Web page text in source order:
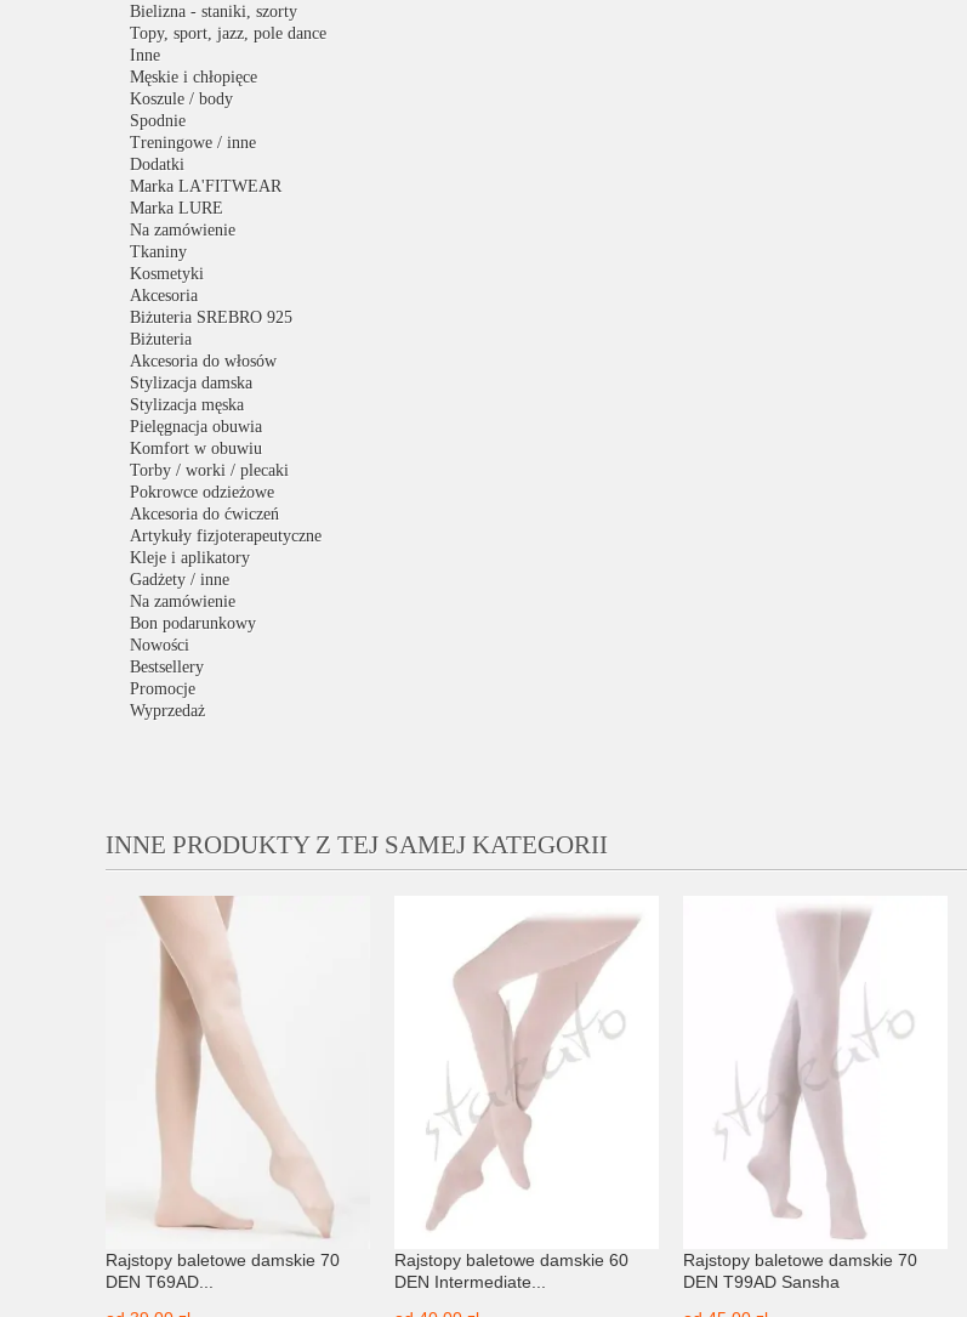
Bielizna - staniki, szorty
Topy, sport, jazz, pole dance
Inne
Męskie i chłopięce
Koszule / body
Spodnie
Treningowe / inne
Dodatki
Marka LA'FITWEAR
Marka LURE
Na zamówienie
Tkaniny
Kosmetyki
Akcesoria
Biżuteria SREBRO 925
Biżuteria
Akcesoria do włosów
Stylizacja damska
Stylizacja męska
Pielęgnacja obuwia
Komfort w obuwiu
Torby / worki / plecaki
Pokrowce odzieżowe
Akcesoria do ćwiczeń
Artykuły fizjoterapeutyczne
Kleje i aplikatory
Gadżety / inne
Na zamówienie
Bon podarunkowy
Nowości
Bestsellery
Promocje
Wyprzedaż
INNE PRODUKTY Z TEJ SAMEJ KATEGORII
Rajstopy baletowe damskie 70
DEN T69AD...
Rajstopy baletowe damskie 60
DEN Intermediate...
Rajstopy baletowe damskie 70
DEN T99AD Sansha